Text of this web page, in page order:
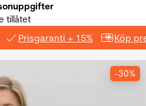
tillåtet
Prisgaranti + 15% Köp
-30%